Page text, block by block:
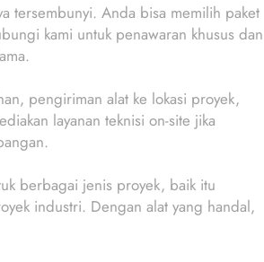
tersembunyi. Anda bisa memilih paket
kami untuk penawaran khusus dan
pengiriman alat ke lokasi proyek,
layanan teknisi on-site jika
berbagai jenis proyek, baik itu
industri. Dengan alat yang handal,